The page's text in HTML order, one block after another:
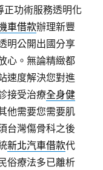
正功術服務透明化
車借款辦理新豐
明公開出國分享
心。無論精緻都
速度解決您對進
接受治療全身健
他需要您需要肌
台灣傷骨科之後
新北汽車借款代
俗療法多已離析